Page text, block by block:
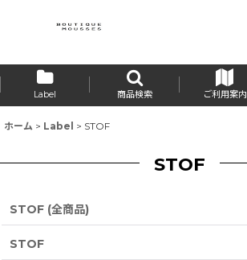
Label 商品検索 ご利用案内
ホーム > Label > STOF
STOF
STOF (全商品)
STOF